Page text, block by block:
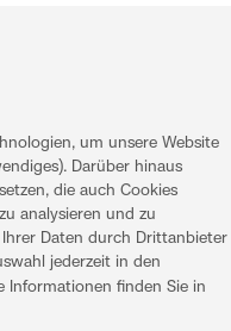
um unsere Website
Darüber hinaus
die auch Cookies
analysieren und zu
Daten durch Drittanbieter
jederzeit in den
Informationen finden Sie in